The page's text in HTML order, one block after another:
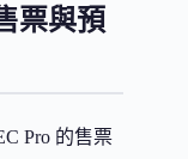
票與預
Pro 的售票